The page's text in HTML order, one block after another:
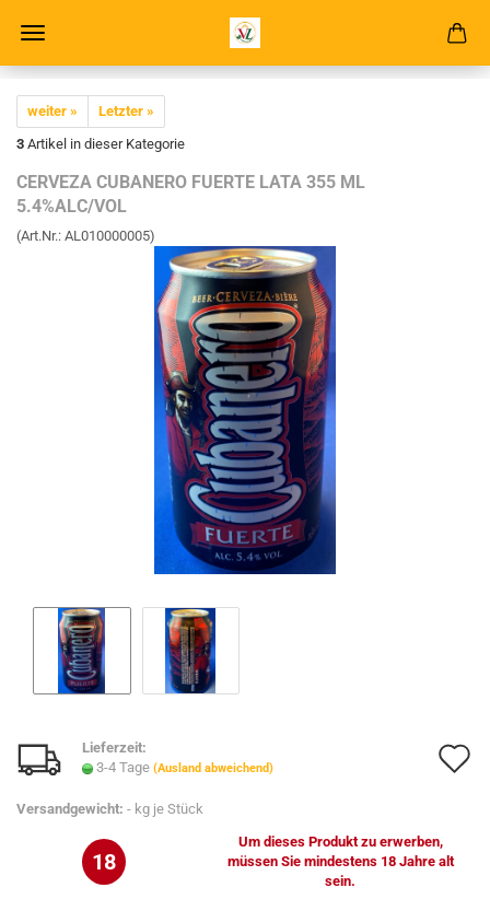
weiter »
Letzter »
3 Artikel in dieser Kategorie
CER­VEZA CU­BA­NE­RO FU­ER­TE LATA 355 ML
5.4%ALC/VOL
(Art.Nr.: AL010000005)
Lieferzeit:
3-4 Tage (Ausland abweichend)
Versandgewicht: - kg je Stück
18
Um dieses Produkt zu erwerben,
müssen Sie mindestens 18 Jahre alt
sein.